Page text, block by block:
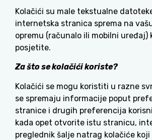
Kolačići su male tekstualne
internetska stranica sprema na
opremu (računalo ili mobilni uređaj)
posjetite.
Za što se kolačići koriste?
Kolačići se mogu koristiti u razne
se spremaju informacije poput
stranice i drugih preferencija
kada opet otvorite istu stranicu,
preglednik šalje natrag kolačiće